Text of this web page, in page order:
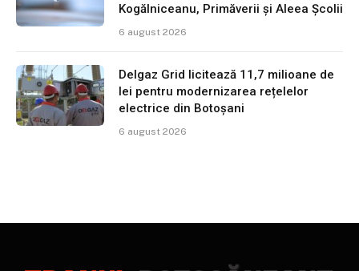
Kogălniceanu, Primăverii și Aleea Școlii
6 august 2026
Delgaz Grid licitează 11,7 milioane de
lei pentru modernizarea rețelelor
electrice din Botoșani
6 august 2026